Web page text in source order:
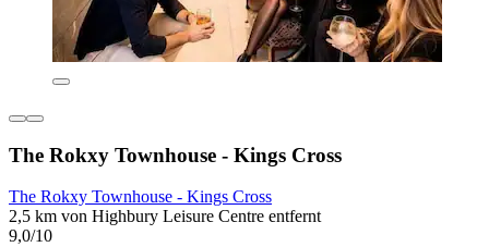
The Rokxy Townhouse - Kings Cross
The Rokxy Townhouse - Kings Cross
2,5 km von Highbury Leisure Centre entfernt
9,0/10